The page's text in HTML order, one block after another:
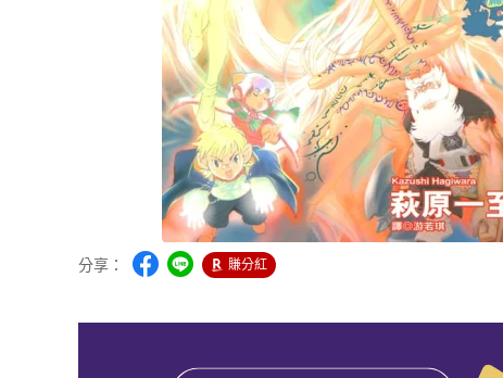
分享： 賺分紅